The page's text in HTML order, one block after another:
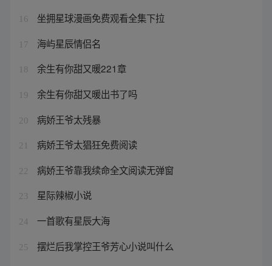
16 坐拥星球漫画免费观看全集下拉
17 海屿星辰情侣名
18 余生有你甜又暖221章
19 余生有你甜又暖出书了吗
20 病娇王爷太残暴
21 病娇王爷太猖狂免费阅读
22 病娇王爷靠我续命全文阅读无弹窗
23 星际辣椒小说
24 一首歌有星辰大海
25
摆烂后我掌控王爷芳心小说叫什么